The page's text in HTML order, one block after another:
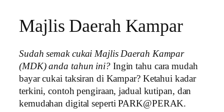
Majlis Daerah Kampar
Sudah semak cukai Majlis Daerah Kampar
(MDK) anda tahun ini? Ingin tahu cara mudah
bayar cukai taksiran di Kampar? Ketahui kadar
terkini, contoh pengiraan, jadual kutipan, dan
kemudahan digital seperti PARK@PERAK.